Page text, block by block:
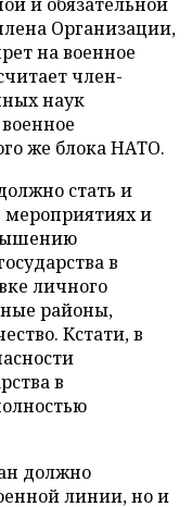
Организации,
на военное
член-
наук
же блока НАТО.
стать и
мероприятиях и
в
личного
районы,
Кстати, в
в
должно
линии, но и